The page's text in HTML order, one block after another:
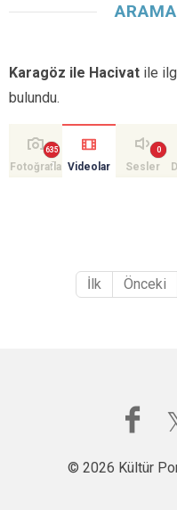
Karagöz ile Hacivat ile
bulundu.
Fotoğrafla Videolar Sesler
İlk Önceki
© 2026 Kültür